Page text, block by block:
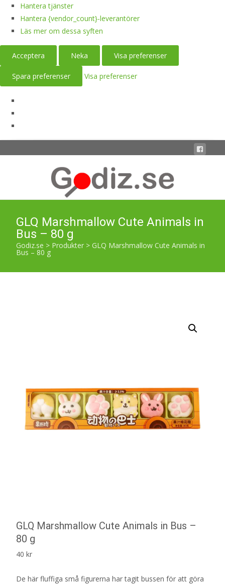
Hantera tjänster
Hantera {vendor_count}-leverantörer
Läs mer om dessa syften
Acceptera Neka Visa preferenser
Spara preferenser Visa preferenser
GLQ Marshmallow Cute Animals in
Bus – 80 g
Godiz.se > Produkter > GLQ Marshmallow Cute Animals in
Bus – 80 g
GLQ Marshmallow Cute Animals in Bus –
80 g
40 kr
De här fluffiga små figurerna har tagit bussen för att göra